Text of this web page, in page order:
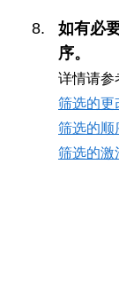
如有必
序。
详情请参
筛选的更
筛选的顺
筛选的激